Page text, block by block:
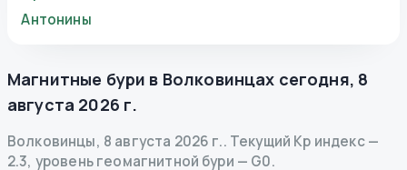
Антонины
Магнитные бури в Волковинцах сегодня, 8
августа 2026 г.
Волковинцы, 8 августа 2026 г.. Текущий Kp индекс—
2.3, уровень геомагнитной бури — G0.